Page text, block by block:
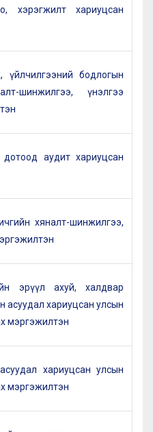
хэрэгжилт хариуцсан
үйлчилгээний бодлогын
шинжилгээ, үнэлгээ
аудит хариуцсан
хяналт-шинжилгээ,
эрүүл ахуй, халдвар
асуудал хариуцсан улсын
мэргэжилтэн
хариуцсан улсын
мэргэжилтэн